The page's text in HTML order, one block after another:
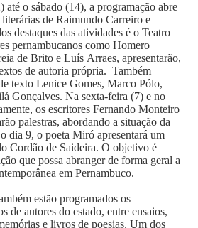
o sábado (14), a programação abre
de Raimundo Carreiro e
destaques das atividades é o Teatro
pernambucanos como Homero
de Brito e Luís Arraes, apresentarão,
de autoria própria. Também
texto Lenice Gomes, Marco Pólo,
Gonçalves. Na sexta-feira (7) e no
os escritores Fernando Monteiro
palestras, abordando a situação da
dia 9, o poeta Miró apresentará um
Cordão de Saideira. O objetivo é
que possa abranger de forma geral a
em Pernambuco.
estão programados os
de autores do estado, entre ensaios,
e livros de poesias. Um dos